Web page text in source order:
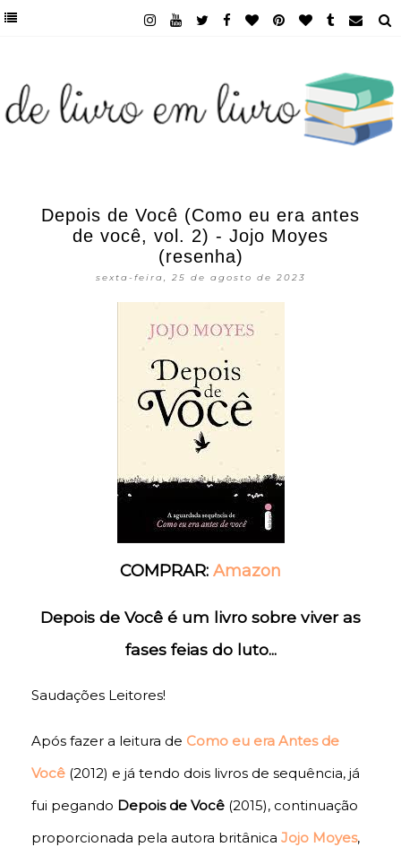
Depois de Você (Como eu era antes
de você, vol. 2) - Jojo Moyes
(resenha)
sexta-feira, 25 de agosto de 2023
COMPRAR: Amazon
Depois de Você é um livro sobre viver as
fases feias do luto...
Saudações Leitores!
Após fazer a leitura de Como eu era Antes de
Você (2012) e já tendo dois livros de sequência, já
fui pegando Depois de Você (2015), continuação
proporcionada pela autora britânica Jojo Moyes,